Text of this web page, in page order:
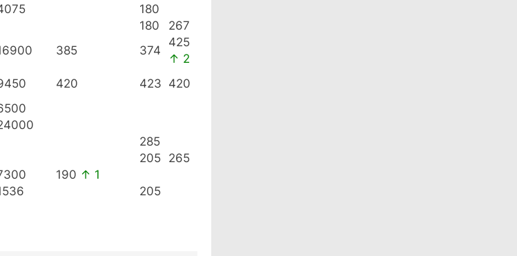
180
180
267
385 374
425
↑ 2
420 423 420
285
205 265
190 ↑ 1
205